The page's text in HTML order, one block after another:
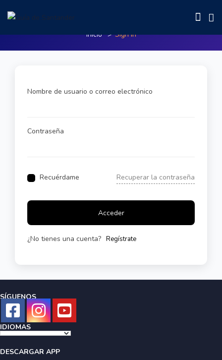
Inicio Sign In
Nombre de usuario o correo electrónico
Contraseña
Recuérdame Recuperar la contraseña
Acceder
¿No tienes una cuenta? Regístrate
SÍGUENOS
IDIOMAS
DESCARGAR APP